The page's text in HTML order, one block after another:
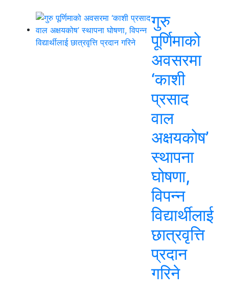
गुरु
पूर्णिमाको
अवसरमा
‘काशी
प्रसाद
वाल
अक्षयकोष’
स्थापना
घोषणा,
विपन्न
विद्यार्थीलाई
छात्रवृत्ति
प्रदान
गरिने